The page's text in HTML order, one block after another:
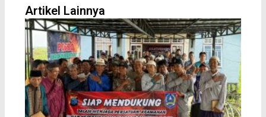
o
o
k
e
r
r
e
s
t
a
p
p e
Artikel Lainnya